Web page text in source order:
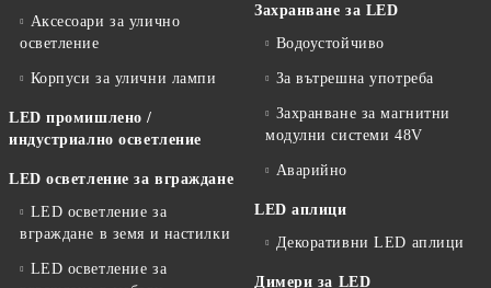
Аксесоари за улично
осветление
Корпуси за улични лампи
LED промишлено /
индустриално осветление
LED осветление за вграждане
LED осветление за
вграждане в земя и настилки
LED осветление за
Захранване за LED
Водоустойчиво
За вътрешна употреба
Захранване за магнитни
модулни системи 48V
Аварийно
LED аплици
Декоративни LED аплици
Димери за LED